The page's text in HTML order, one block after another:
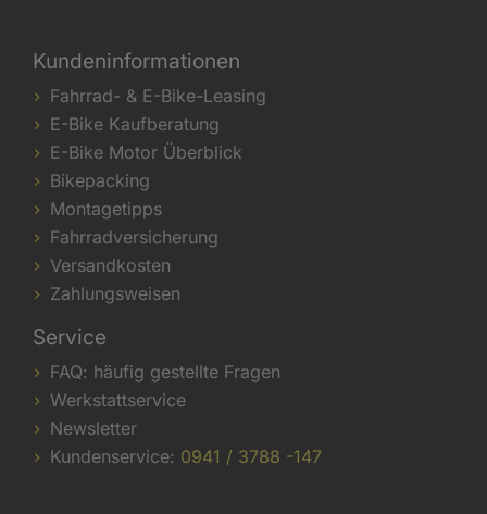
Kundeninformationen
Fahrrad- & E-Bike-Leasing
E-Bike Kaufberatung
E-Bike Motor Überblick
Bikepacking
Montagetipps
Fahrradversicherung
Versandkosten
Zahlungsweisen
Service
FAQ: häufig gestellte Fragen
Werkstattservice
Newsletter
Kundenservice: 0941 / 3788 -147